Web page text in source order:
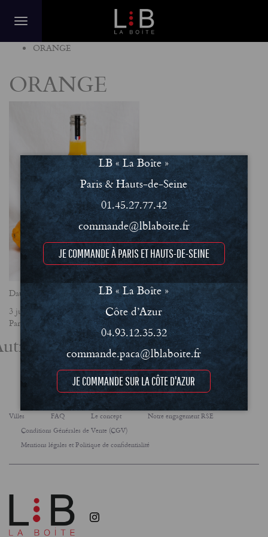
ORANGE
ORANGE
Date
3 juin 2026
Partager
actualités
Villes FAQ Le concept
Notre engagement RSE
Conditions Générales de Vente (CGV)
Mentions légales et Politique de confidentialité
LB « La Boîte »
Paris & Hauts-de-Seine
01.45.27.77.42
commande@lblaboite.fr
JE COMMANDE À PARIS ET HAUTS-DE-SEINE
LB « La Boîte »
Côte d’Azur
04.93.12.35.32
commande.paca@lblaboite.fr
JE COMMANDE SUR LA CÔTE D'AZUR